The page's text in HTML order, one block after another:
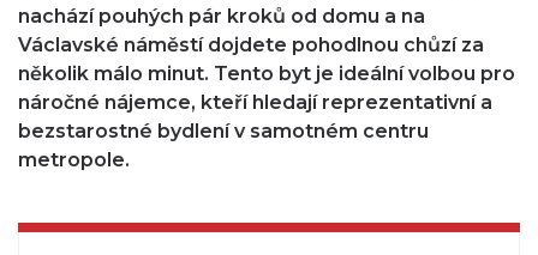
nachází pouhých pár kroků od domu a na
Václavské náměstí dojdete pohodlnou chůzí za
několik málo minut. Tento byt je ideální volbou pro
náročné nájemce, kteří hledají reprezentativní a
bezstarostné bydlení v samotném centru
metropole.